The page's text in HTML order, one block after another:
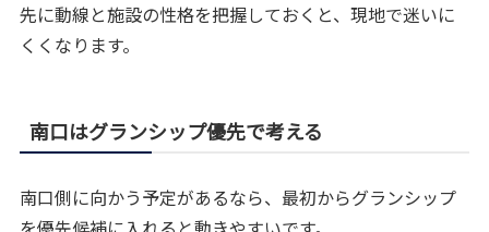
先に動線と施設の性格を把握しておくと、現地で迷いに
くくなります。
南口はグランシップ優先で考える
南口側に向かう予定があるなら、最初からグランシップ